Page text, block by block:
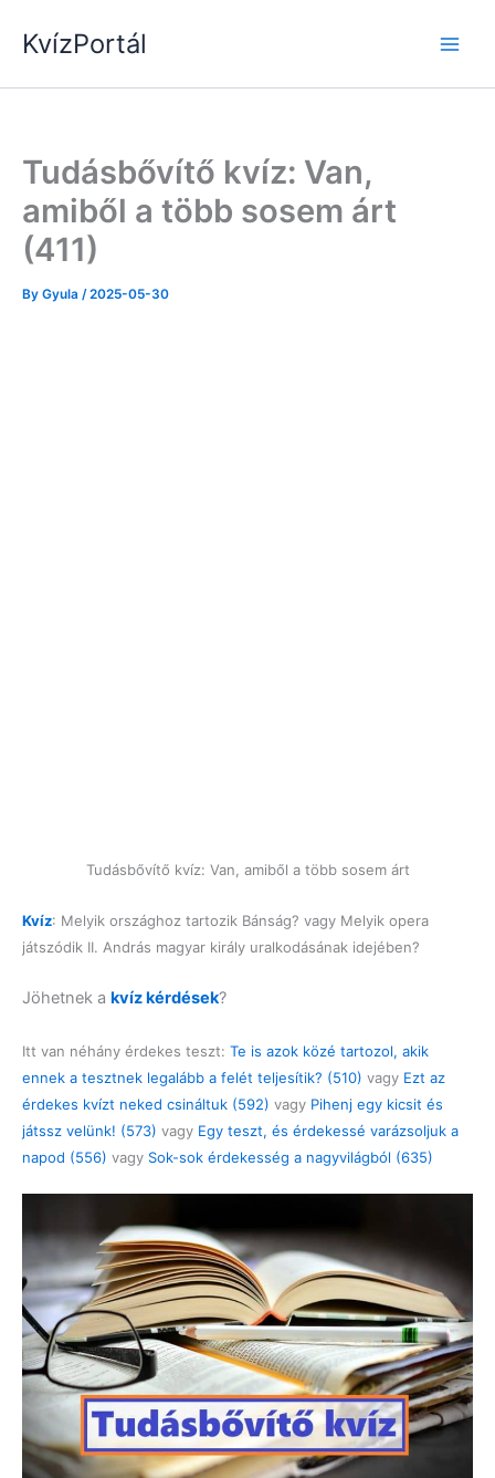
KvízPortál
Tudásbővítő kvíz: Van,
amiből a több sosem árt
(411)
By Gyula /2025-05-30
Tudásbővítő kvíz: Van, amiből a több sosem árt
Kvíz: Melyik országhoz tartozik Bánság? vagy Melyik opera
játszódik II. András magyar király uralkodásának idejében?
Jöhetnek a kvíz kérdések?
Itt van néhány érdekes teszt: Te is azok közé tartozol, akik
ennek a tesztnek legalább a felét teljesítik? (510) vagy Ezt az
érdekes kvízt neked csináltuk (592) vagy Pihenj egy kicsit és
játssz velünk! (573) vagy Egy teszt, és érdekessé varázsoljuk a
napod (556) vagy Sok-sok érdekesség a nagyvilágból (635)